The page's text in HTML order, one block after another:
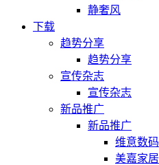
静奢风
下载
趋势分享
趋势分享
宣传杂志
宣传杂志
新品推广
新品推广
维意数码
美嘉家居